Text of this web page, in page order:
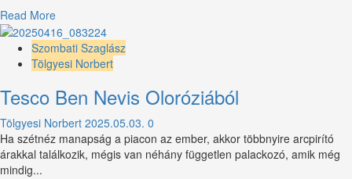
Read MoreRead
more
about
Archibald
varázshordói
Szombati Szaglász
Tölgyesi Norbert
Tesco Ben Nevis Oloróziából
Tölgyesi Norbert 2025.05.03. 0
Ha szétnéz manapság a piacon az ember, akkor többnyire arcpirító
árakkal találkozik, mégis van néhány független palackozó, amik még
mindig...